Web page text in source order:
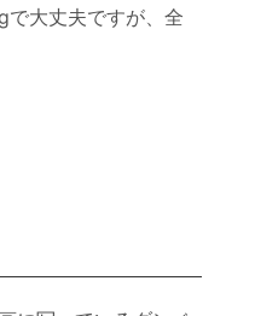
大丈夫ですが、全